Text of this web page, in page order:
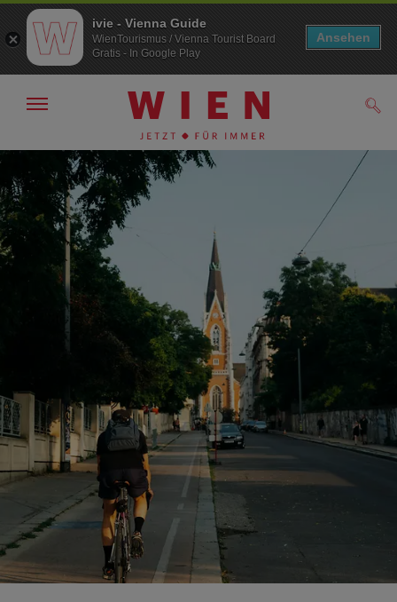
Zur
Navigation
Zum
Inhalt
Navigation
ivie - Vienna Guide
WienTourismus / Vienna Tourist Board
Gratis - In Google Play
Ansehen